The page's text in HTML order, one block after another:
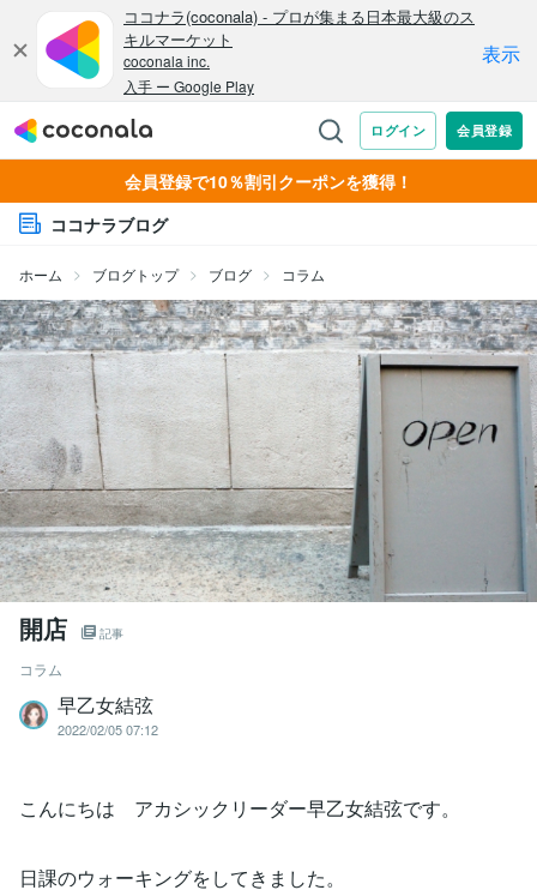
会員登録で10％割引クーポンを獲得！
ココナラブログ
ホーム ブログトップ ブログ コラム
開店 記事
コラム
早乙女結弦
2022/02/05 07:12
こんにちは アカシックリーダー早乙女結弦です。
日課のウォーキングをしてきました。